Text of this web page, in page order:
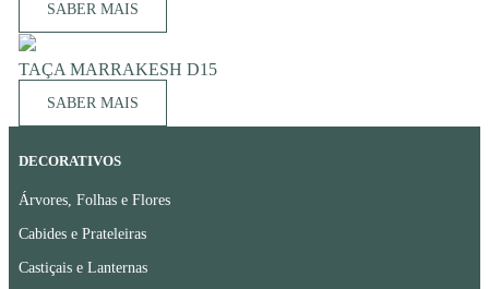
SABER MAIS
TAÇA MARRAKESH D15
SABER MAIS
DECORATIVOS
Árvores, Folhas e Flores
Cabides e Prateleiras
Castiçais e Lanternas